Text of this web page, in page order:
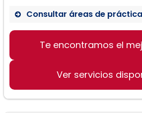
Consultar áreas de
Derecho familiar
Custodia de niños
Te encontramos el
Ver servicios